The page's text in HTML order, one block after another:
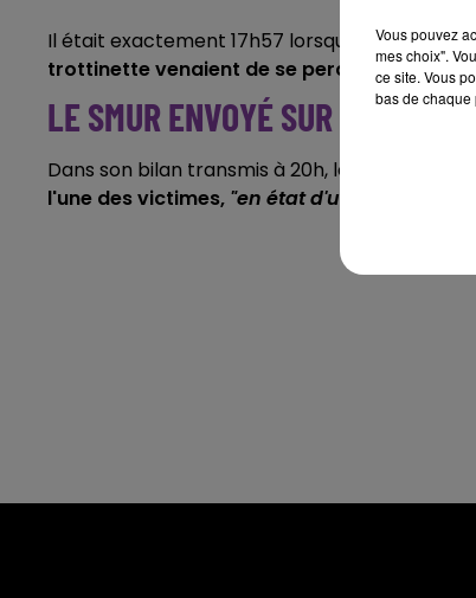
Il était exactement 17h57 lorsque les
trottinette venaient de se percuter, à
LE SMUR ENVOYÉ SUR LES LIEUX
Dans son bilan transmis à 20h, le Service
l'une des victimes, "en état d'urgence
Vous pouvez
mes choix".
ce site. Vous
bas de chaque